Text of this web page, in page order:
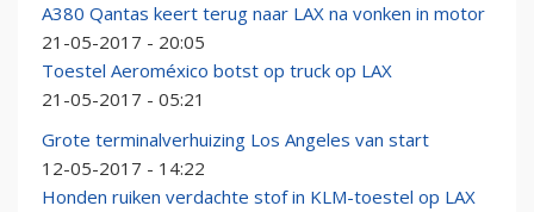
A380 Qantas keert terug naar LAX na vonken in motor
21-05-2017 - 20:05
Toestel Aeroméxico botst op truck op LAX
21-05-2017 - 05:21
Grote terminalverhuizing Los Angeles van start
12-05-2017 - 14:22
Honden ruiken verdachte stof in KLM-toestel op LAX